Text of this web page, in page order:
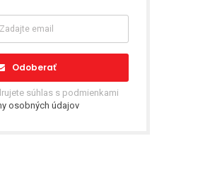
Odoberať
súhlas s podmienkami
osobných údajov